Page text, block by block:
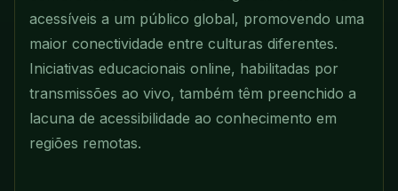
acessíveis a um público global, promovendo uma
maior conectividade entre culturas diferentes.
Iniciativas educacionais online, habilitadas por
transmissões ao vivo, também têm preenchido a
lacuna de acessibilidade ao conhecimento em
regiões remotas.